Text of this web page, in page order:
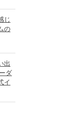
じ
の
出
ダ
イ